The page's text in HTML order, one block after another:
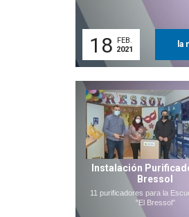
18
FEB.
2021
la
Instalación
Bressol
11 purificadores para la
"El Bressol"